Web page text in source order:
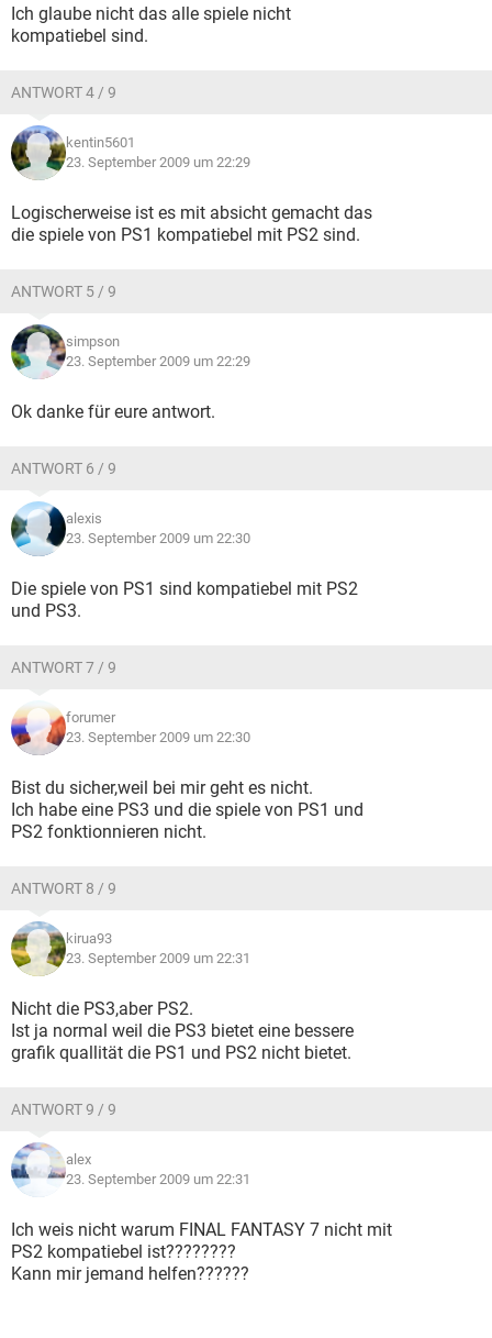
Ich glaube nicht das alle spiele nicht
kompatiebel sind.
ANTWORT 4 / 9
kentin5601
23. September 2009 um 22:29
Logischerweise ist es mit absicht gemacht das
die spiele von PS1 kompatiebel mit PS2 sind.
ANTWORT 5 / 9
simpson
23. September 2009 um 22:29
Ok danke für eure antwort.
ANTWORT 6 / 9
alexis
23. September 2009 um 22:30
Die spiele von PS1 sind kompatiebel mit PS2
und PS3.
ANTWORT 7 / 9
forumer
23. September 2009 um 22:30
Bist du sicher,weil bei mir geht es nicht.
Ich habe eine PS3 und die spiele von PS1 und
PS2 fonktionnieren nicht.
ANTWORT 8 / 9
kirua93
23. September 2009 um 22:31
Nicht die PS3,aber PS2.
Ist ja normal weil die PS3 bietet eine bessere
grafik quallität die PS1 und PS2 nicht bietet.
ANTWORT 9 / 9
alex
23. September 2009 um 22:31
Ich weis nicht warum FINAL FANTASY 7 nicht mit
PS2 kompatiebel ist????????
Kann mir jemand helfen??????